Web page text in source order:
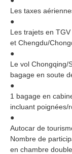
Les taxes
●
Les trajets en
et Chengdu/
●
Le vol Chongqing/
bagage en soute
●
1 bagage en
incluant poignées/
●
Autocar de
Nombre de
en chambre double